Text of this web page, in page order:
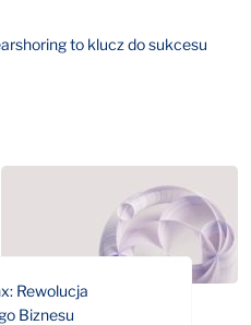
to klucz do sukcesu
Rewolucja
Biznesu